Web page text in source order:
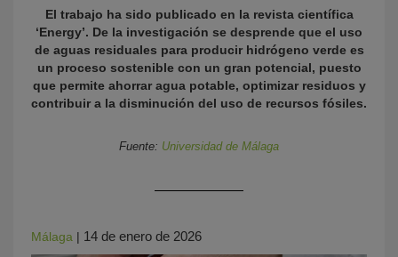
El trabajo ha sido publicado en la revista científica
‘Energy’. De la investigación se desprende que el uso
de aguas residuales para producir hidrógeno verde es
un proceso sostenible con un gran potencial, puesto
que permite ahorrar agua potable, optimizar residuos y
contribuir a la disminución del uso de recursos fósiles.
Fuente: Universidad de Málaga
Málaga | 14 de enero de 2026